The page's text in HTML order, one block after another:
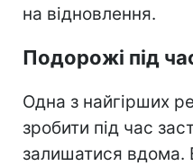
на відновлення.
Подорожі під
Одна з найгірших
зробити під час
залишатися вдома.